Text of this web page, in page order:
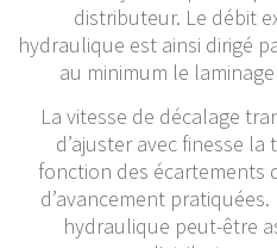
distributeur. Le débit
hydraulique est ainsi dirigé
au minimum le
La vitesse de décalage
d’ajuster avec finesse
fonction des écartements
d’avancement
hydraulique peut-être